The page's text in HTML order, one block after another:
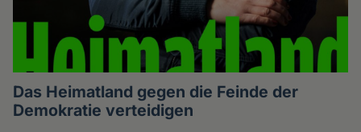
Das Heimatland gegen die Feinde der
Demokratie verteidigen